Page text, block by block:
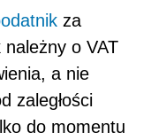
za
o VAT
a nie
zaległości
do momentu